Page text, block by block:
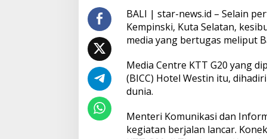
e
K
T
G
2
0
BALI | star-news.id – Selain
Kempinski, Kuta Selatan,
media yang bertugas meliput
Media Centre KTT G20 yang
(BICC) Hotel Westin itu,
dunia.
Menteri Komunikasi dan
kegiatan berjalan lancar.